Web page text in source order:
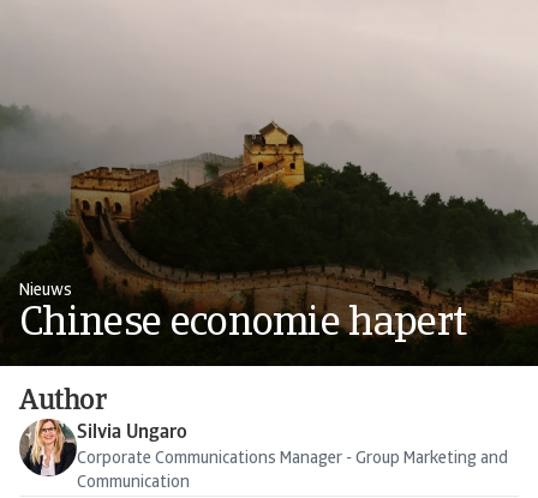
Nieuws
Chinese economie hapert
Author
Silvia Ungaro
Corporate Communications Manager - Group Marketing and
Communication